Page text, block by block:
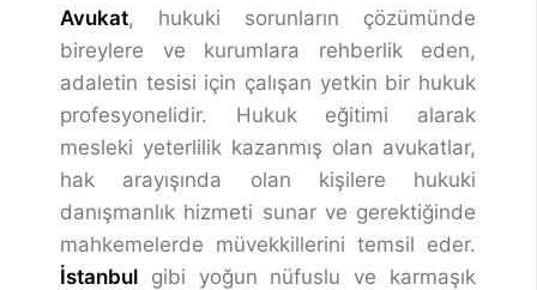
Avukat, hukuki sorunların çözümünde
bireylere ve kurumlara rehberlik eden,
adaletin tesisi için çalışan yetkin bir hukuk
profesyonelidir. Hukuk eğitimi alarak
mesleki yeterlilik kazanmış olan avukatlar,
hak arayışında olan kişilere hukuki
danışmanlık hizmeti sunar ve gerektiğinde
mahkemelerde müvekkillerini temsil eder.
İstanbul gibi yoğun nüfuslu ve karmaşık